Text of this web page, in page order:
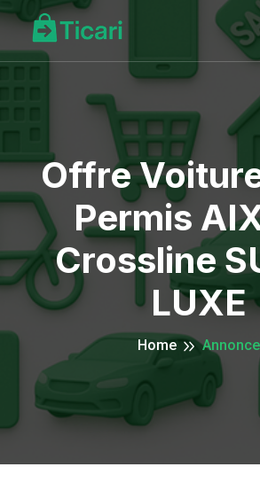
Offre
Permis
Crossline
LUXE
Home Annonce